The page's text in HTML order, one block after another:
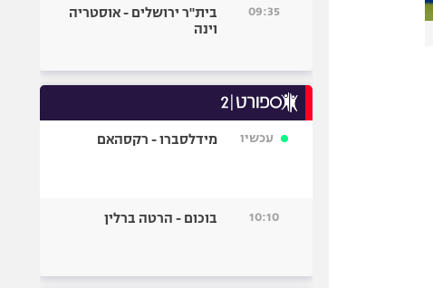
09:35
בית"ר ירושלים - אוסטריה
וינה
עכשיו מידלסברו - רקסהאם
10:10 בוכום - הרטה ברלין